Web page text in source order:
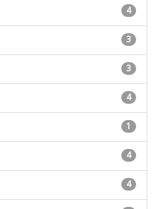
4
3
3
4
1
4
4